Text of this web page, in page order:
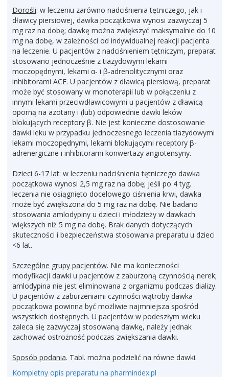
Dorośli: w leczeniu zarówno nadciśnienia tętniczego, jak i
dławicy piersiowej, dawka początkowa wynosi zazwyczaj 5
mg raz na dobę; dawkę można zwiększyć maksymalnie do 10
mg na dobę, w zależności od indywidualnej reakcji pacjenta
na leczenie. U pacjentów z nadciśnieniem tętniczym, preparat
stosowano jednocześnie z tiazydowymi lekami
moczopędnymi, lekami α- i β-adrenolitycznymi oraz
inhibitorami ACE. U pacjentów z dławicą piersiową, preparat
może być stosowany w monoterapii lub w połączeniu z
innymi lekami przeciwdławicowymi u pacjentów z dławicą
oporną na azotany i (lub) odpowiednie dawki leków
blokujących receptory β. Nie jest konieczne dostosowanie
dawki leku w przypadku jednoczesnego leczenia tiazydowymi
lekami moczopędnymi, lekami blokującymi receptory β-
adrenergiczne i inhibitorami konwertazy angiotensyny.
Dzieci 6-17 lat: w leczeniu nadciśnienia tętniczego dawka
początkowa wynosi 2,5 mg raz na dobę; jeśli po 4 tyg.
leczenia nie osiągnięto docelowego ciśnienia krwi, dawka
może być zwiększona do 5 mg raz na dobę. Nie badano
stosowania amlodypiny u dzieci i młodzieży w dawkach
większych niż 5 mg na dobę. Brak danych dotyczących
skuteczności i bezpieczeństwa stosowania preparatu u dzieci
<6 lat.
Szczególne grupy pacjentów. Nie ma konieczności
modyfikacji dawki u pacjentów z zaburzoną czynnością nerek;
amlodypina nie jest eliminowana z organizmu podczas dializy.
U pacjentów z zaburzeniami czynności wątroby dawka
początkowa powinna być możliwie najmniejsza spośród
wszystkich dostępnych. U pacjentów w podeszłym wieku
zaleca się zazwyczaj stosowaną dawkę, należy jednak
zachować ostrożność podczas zwiększania dawki.
Sposób podania. Tabl. można podzielić na równe dawki.
Kompletny opis preparatu na pharmindex.pl